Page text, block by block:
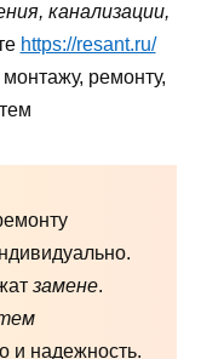
канализации,
https://resant.ru/
ремонту,
замене.
и надежность.